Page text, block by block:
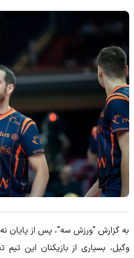
به گزارش "ورزش سه"، پس از پایان
وگیل، بسیاری از بازیکنان این